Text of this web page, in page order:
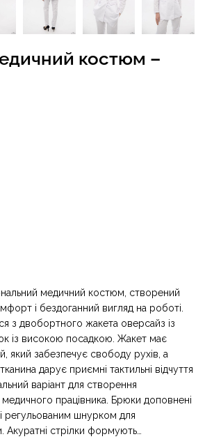
костюм –
медичний костюм, створений
і бездоганний вигляд на роботі.
з двобортного жакета оверсайз із
із високою посадкою. Жакет має
який забезпечує свободу рухів, а
дарує приємні тактильні відчуття
варіант для створення
працівника. Брюки доповнені
регульованим шнурком для
Акуратні стрілки формують